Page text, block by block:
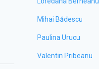
Mihai Bădescu
Paulina Urucu
Valentin Pribeanu